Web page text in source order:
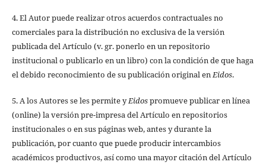
4. El Autor puede realizar otros acuerdos contractuales no
comerciales para la distribución no exclusiva de la versión
publicada del Artículo (v. gr. ponerlo en un repositorio
institucional o publicarlo en un libro) con la condición de que haga
el debido reconocimiento de su publicación original enEidos.
5. A los Autores se les permite yEidospromueve publicar en línea
(online) la versión pre-impresa del Artículo en repositorios
institucionales o en sus páginas web, antes y durante la
publicación, por cuanto que puede producir intercambios
académicos productivos, así como una mayor citación del Artículo